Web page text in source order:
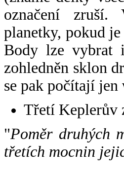
označení zruší.
planetky, pokud
Body lze vybrat
zohledněn sklon
se pak počítají
Třetí Keplerův
"Poměr druhých
třetích mocnin